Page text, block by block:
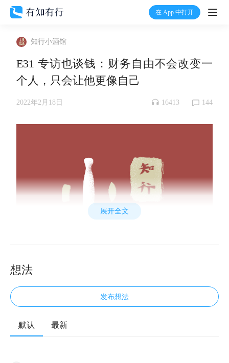
在 App 中打开
打
有知
加入我们
知行小酒馆
E31 专访也谈钱：财务自由不会改变一
个人，只会让他更像自己
2022年2月18日 16413 144
🍲 欢迎来到知行小酒馆，我们关注投资，更关注怎样
展开全文
想法
发布想法
默认 最新